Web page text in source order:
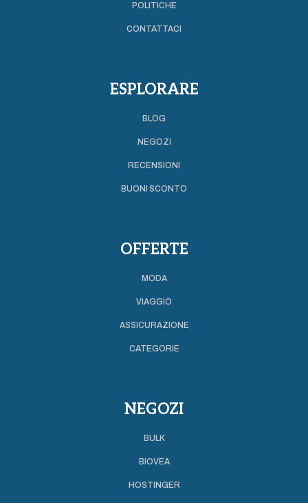
POLITICHE
CONTATTACI
ESPLORARE
BLOG
NEGOZI
RECENSIONI
BUONI SCONTO
OFFERTE
MODA
VIAGGIO
ASSICURAZIONE
CATEGORIE
NEGOZI
BULK
BIOVEA
HOSTINGER